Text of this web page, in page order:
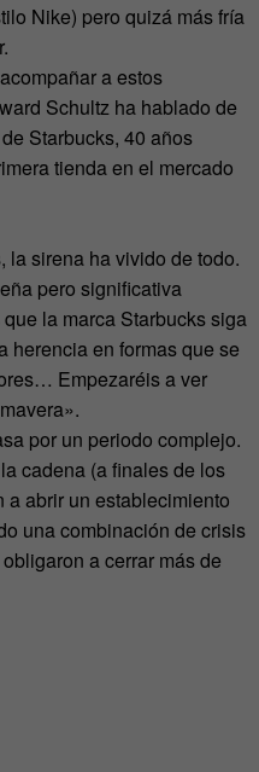
Nike) pero quizá más fría
a estos
Schultz ha hablado de
Starbucks, 40 años
tienda en el mercado
la sirena ha vivido de todo.
pero significativa
la marca Starbucks siga
herencia en formas que se
Empezaréis a ver
por un periodo complejo.
cadena (a finales de los
abrir un establecimiento
una combinación de crisis
a cerrar más de